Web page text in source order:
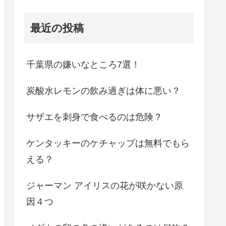
最近の投稿
千葉県の嫌いなところ7選！
炭酸水レモンの飲み過ぎは体に悪い？
サザエを刺身で食べるのは危険？
ケンタッキーのケチャップは無料でもら
える？
ジャーマン アイリスの花が咲かない原
因４つ